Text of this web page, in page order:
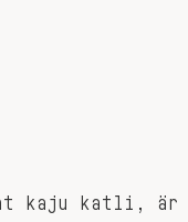
kaju katli, är